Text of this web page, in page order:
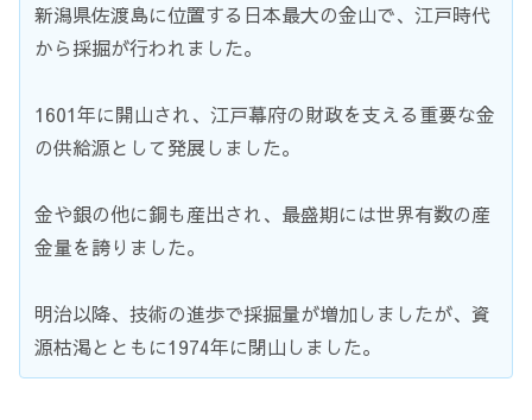
新潟県佐渡島に位置する日本最大の金山で、江戸時代
から採掘が行われました。
1601年に開山され、江戸幕府の財政を支える重要な金
の供給源として発展しました。
金や銀の他に銅も産出され、最盛期には世界有数の産
金量を誇りました。
明治以降、技術の進歩で採掘量が増加しましたが、資
源枯渇とともに1974年に閉山しました。